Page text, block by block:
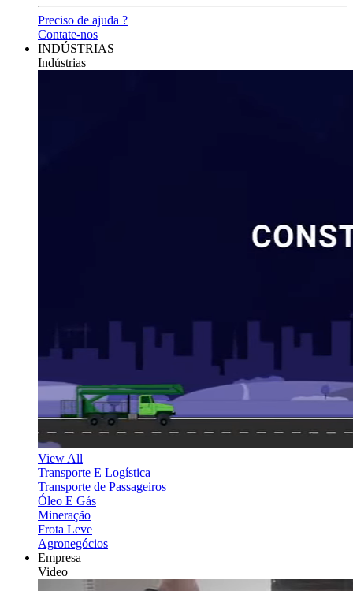
Preciso de ajuda ?
Contate-nos
INDÚSTRIAS
Indústrias
View All
Transporte E Logística
Transporte de Passageiros
Óleo E Gás
Mineração
Frota Leve
Agronegócios
Empresa
Video